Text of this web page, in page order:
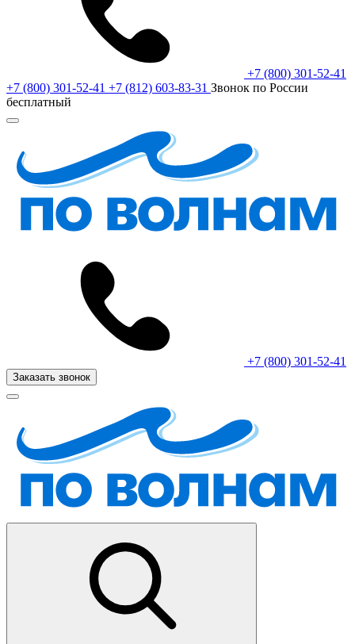
+7 (800) 301-52-41
+7 (800) 301-52-41 +7 (812) 603-83-31 Звонок по России
бесплатный
+7 (800) 301-52-41
Заказать звонок